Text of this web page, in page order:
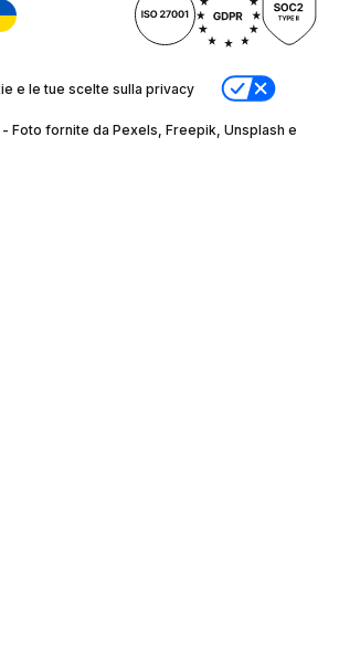
e le tue scelte sulla privacy
Foto fornite da Pexels, Freepik, Unsplash e